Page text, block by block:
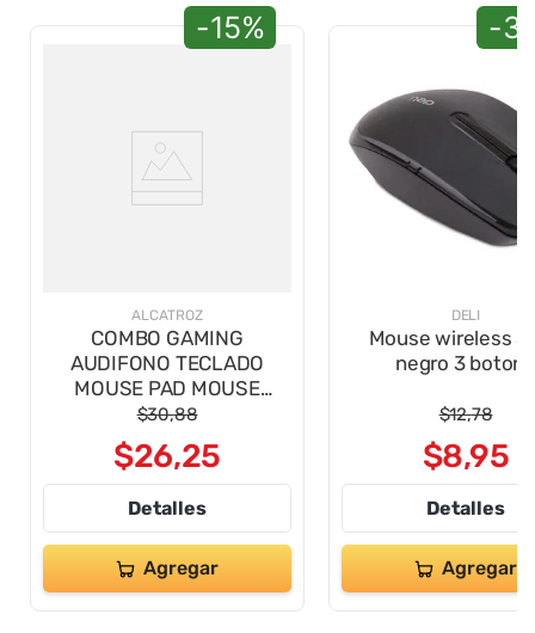
-15%
ALCATROZ
COMBO GAMING
AUDIFONO TECLADO
MOUSE PAD MOUSE
XCRAFT BASECAMP 4 EN 1
$30,88
$26,25
Detalles
Agregar
-
DELI
Mouse wireless
negro 3 botone
$12,78
$8,95
Detalles
Agregar